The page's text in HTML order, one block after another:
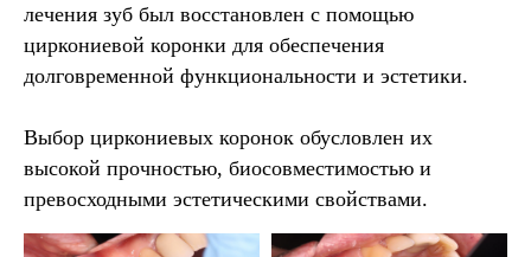
лечения зуб был восстановлен с помощью
циркониевой коронки для обеспечения
долговременной функциональности и эстетики.
Выбор циркониевых коронок обусловлен их
высокой прочностью, биосовместимостью и
превосходными эстетическими свойствами.